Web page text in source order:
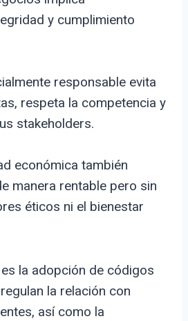
y cumplimiento
responsable evita
respeta la competencia y
stakeholders.
económica también
manera rentable pero sin
éticos ni el bienestar
la adopción de códigos
la relación con
así como la